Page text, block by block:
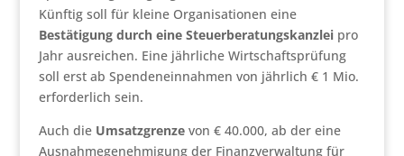
Künftig soll für kleine Organisationen eine
Bestätigung durch eine Steuerberatungskanzleipro
Jahr ausreichen. Eine jährliche Wirtschaftsprüfung
soll erst ab Spendeneinnahmen von jährlich € 1 Mio.
erforderlich sein.
Auch die Umsatzgrenzevon € 40.000, ab der eine
Ausnahmegenehmigung der Finanzverwaltung für